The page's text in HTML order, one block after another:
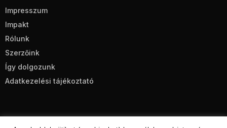
Impresszum
Impakt
Rólunk
Szerzőink
Így dolgozunk
Adatkezelési tájékoztató